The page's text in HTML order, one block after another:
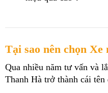
Tại sao nên chọn
Qua nhiều năm tư vấn và
Thanh Hà trở thành cái